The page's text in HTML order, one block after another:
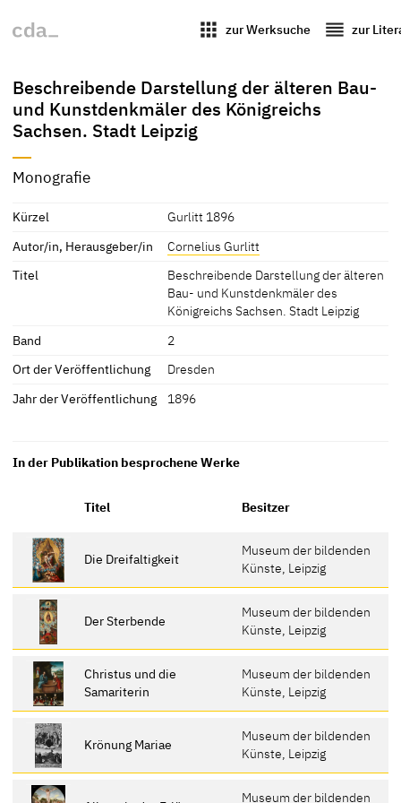
apps zur Werksuche reorder zur
Beschreibende Darstellung der älteren Bau-
und Kunstdenkmäler des Königreichs
Sachsen. Stadt Leipzig
Monografie
Kürzel
Gurlitt 1896
Autor/in, Herausgeber/in
Cornelius Gurlitt
Titel
Beschreibende Darstellung der älteren
Bau- und Kunstdenkmäler des
Königreichs Sachsen. Stadt Leipzig
Band
2
Ort der Veröffentlichung
Dresden
Jahr der Veröffentlichung
1896
In der Publikation besprochene Werke
Titel Besitzer
Die Dreifaltigkeit
Museum der bildenden
Künste, Leipzig
Der Sterbende
Museum der bildenden
Künste, Leipzig
Christus und die
Samariterin
Museum der bildenden
Künste, Leipzig
Krönung Mariae
Museum der bildenden
Künste, Leipzig
Museum der bildenden